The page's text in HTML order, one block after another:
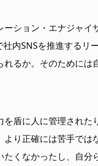
ーション・エナジャ
社内SNSを推進するリ
れるか。そのためには
を盾に人に管理された
より正確には苦手では
たくなかったし、自分